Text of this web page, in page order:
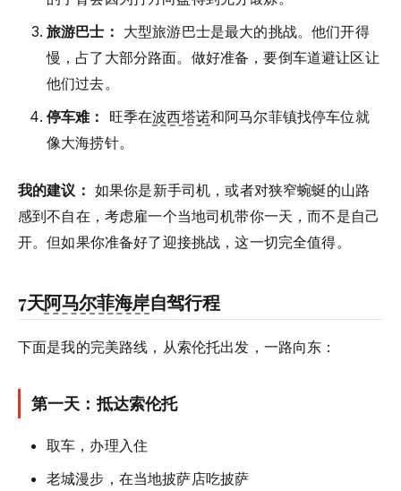
旅游巴士： 大型旅游巴士是最大的挑战。他们开得
慢，占了大部分路面。做好准备，要倒车道避让区让
他们过去。
停车难：
旺季在波西塔诺和阿马尔菲镇找停车位就
像大海捞针。
我的建议： 如果你是新手司机，或者对狭窄蜿蜒的山路
感到不自在，考虑雇一个当地司机带你一天，而不是自己
开。但如果你准备好了迎接挑战，这一切完全值得。
7天阿马尔菲海岸自驾行程
下面是我的完美路线，从索伦托出发，一路向东：
第一天：抵达索伦托
取车，办理入住
老城漫步，在当地披萨店吃披萨